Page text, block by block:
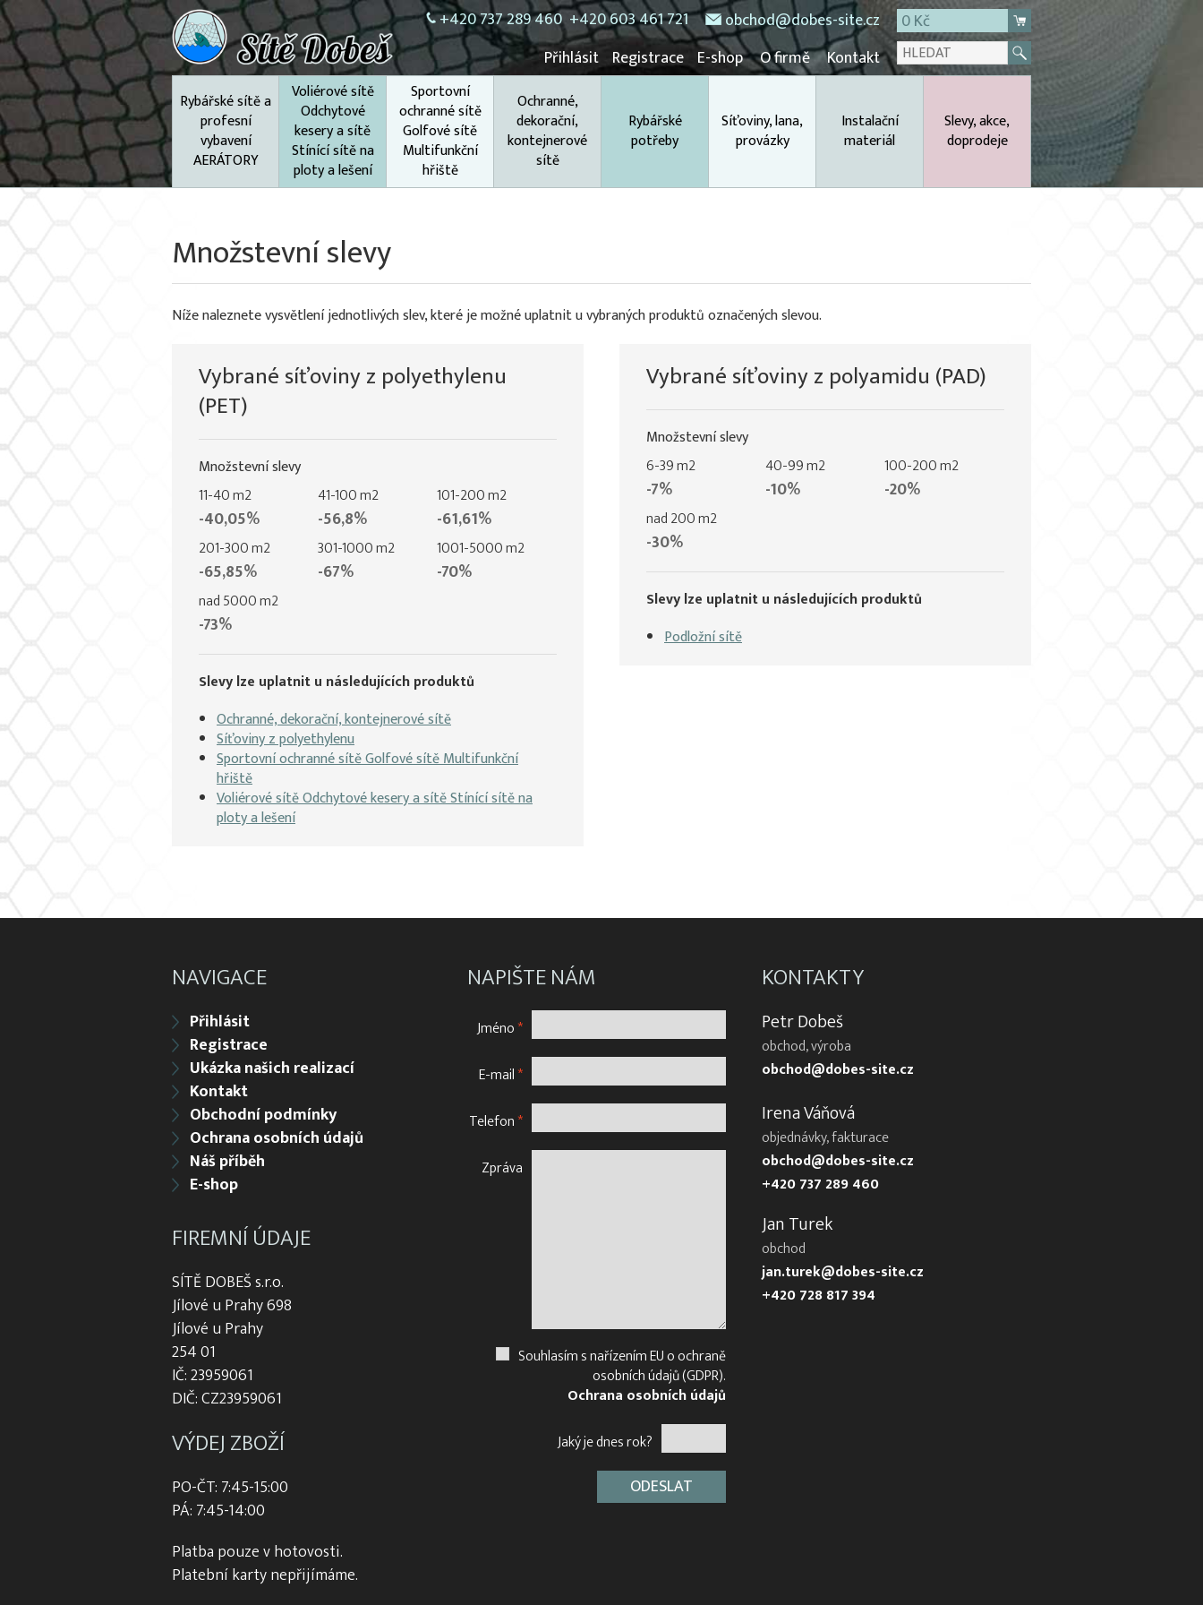
+420 737 289 460 +420 603 461 721 obchod@dobes-site.cz
0 Kč
Přihlásit Registrace E-shop O firmě Kontakt
Rybářské sítě a
profesní
vybavení
AERÁTORY
Voliérové sítě
Odchytové
kesery a sítě
Stínící sítě na
ploty a lešení
Sportovní
ochranné sítě
Golfové sítě
Multifunkční
hřiště
Ochranné,
dekorační,
kontejnerové
sítě
Rybářské
potřeby
Síťoviny, lana,
provázky
Instalační
materiál
Slevy, akce,
doprodeje
Množstevní slevy
Níže naleznete vysvětlení jednotlivých slev, které je možné uplatnit u vybraných produktů označených slevou.
Vybrané síťoviny z polyethylenu
(PET)
Množstevní slevy
11-40 m2
-40,05%
41-100 m2
-56,8%
101-200 m2
-61,61%
201-300 m2
-65,85%
301-1000 m2
-67%
1001-5000 m2
-70%
nad 5000 m2
-73%
Slevy lze uplatnit u následujících produktů
Ochranné, dekorační, kontejnerové sítě
Síťoviny z polyethylenu
Sportovní ochranné sítě Golfové sítě Multifunkční
hřiště
Voliérové sítě Odchytové kesery a sítě Stínící sítě na
ploty a lešení
Vybrané síťoviny z polyamidu (PAD)
Množstevní slevy
6-39 m2
-7%
40-99 m2
-10%
100-200 m2
-20%
nad 200 m2
-30%
Slevy lze uplatnit u následujících produktů
Podložní sítě
NAVIGACE
Přihlásit
Registrace
Ukázka našich realizací
Kontakt
Obchodní podmínky
Ochrana osobních údajů
Náš příběh
E-shop
FIREMNÍ ÚDAJE
SÍTĚ DOBEŠ s.r.o.
Jílové u Prahy 698
Jílové u Prahy
254 01
IČ: 23959061
DIČ: CZ23959061
VÝDEJ ZBOŽÍ
PO-ČT: 7:45-15:00
PÁ: 7:45-14:00
Platba pouze v hotovosti.
Platební karty nepřijímáme.
NAPIŠTE NÁM
Jméno*
E-mail*
Telefon*
Zpráva
Souhlasím s nařízením EU o ochraně
osobních údajů (GDPR).
Ochrana osobních údajů
Jaký je dnes rok?
KONTAKTY
Petr Dobeš
obchod, výroba
obchod@dobes-site.cz
Irena Váňová
objednávky, fakturace
obchod@dobes-site.cz
+420 737 289 460
Jan Turek
obchod
jan.turek@dobes-site.cz
+420 728 817 394